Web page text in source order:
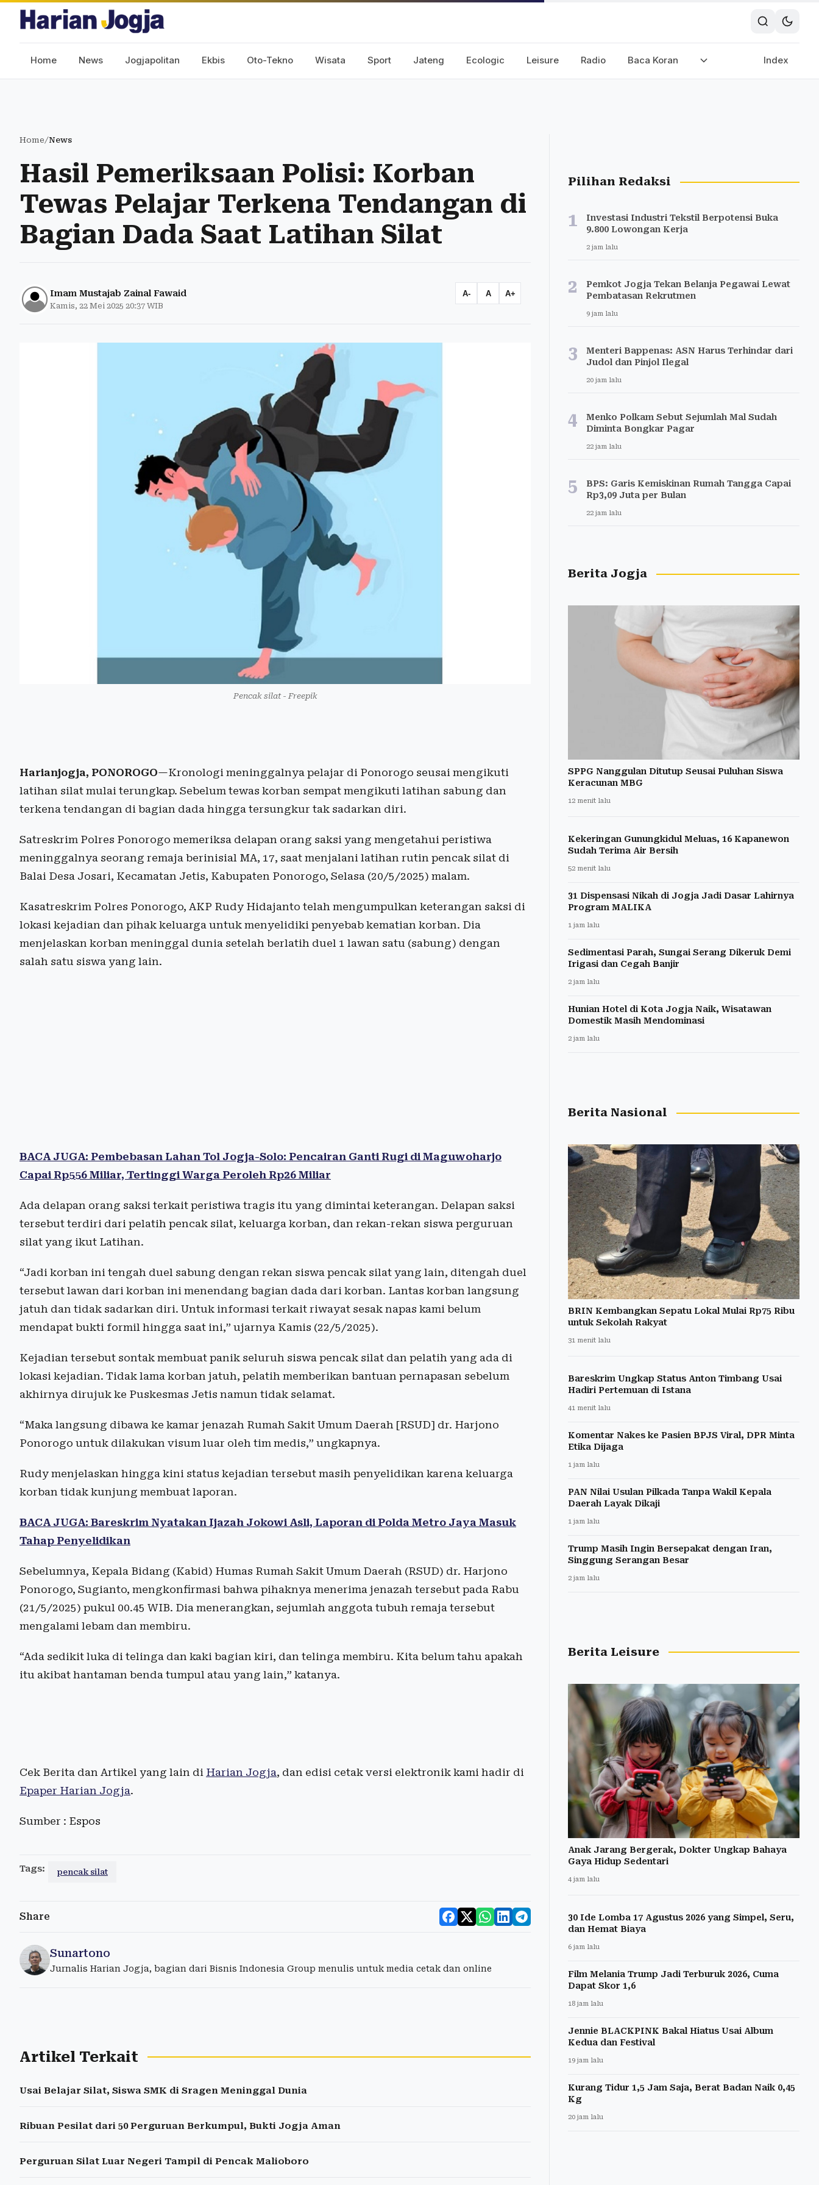
Home News Jogjapolitan Ekbis Oto-Tekno Wisata Sport Jateng Ecologic Leisure Radio Baca Koran Index
Home/News
Hasil Pemeriksaan Polisi: Korban
Tewas Pelajar Terkena Tendangan di
Bagian Dada Saat Latihan Silat
Imam Mustajab Zainal Fawaid
Kamis, 22 Mei 2025 20:37 WIB
A- A A+
Pencak silat - Freepik
Harianjogja, PONOROGO—Kronologi meninggalnya pelajar di Ponorogo seusai mengikuti
latihan silat mulai terungkap. Sebelum tewas korban sempat mengikuti latihan sabung dan
terkena tendangan di bagian dada hingga tersungkur tak sadarkan diri.
Satreskrim Polres Ponorogo memeriksa delapan orang saksi yang mengetahui peristiwa
meninggalnya seorang remaja berinisial MA, 17, saat menjalani latihan rutin pencak silat di
Balai Desa Josari, Kecamatan Jetis, Kabupaten Ponorogo, Selasa (20/5/2025) malam.
Kasatreskrim Polres Ponorogo, AKP Rudy Hidajanto telah mengumpulkan keterangan saksi di
lokasi kejadian dan pihak keluarga untuk menyelidiki penyebab kematian korban. Dia
menjelaskan korban meninggal dunia setelah berlatih duel 1 lawan satu (sabung) dengan
salah satu siswa yang lain.
BACA JUGA: Pembebasan Lahan Tol Jogja-Solo: Pencairan Ganti Rugi di Maguwoharjo
Capai Rp556 Miliar, Tertinggi Warga Peroleh Rp26 Miliar
Ada delapan orang saksi terkait peristiwa tragis itu yang dimintai keterangan. Delapan saksi
tersebut terdiri dari pelatih pencak silat, keluarga korban, dan rekan-rekan siswa perguruan
silat yang ikut Latihan.
“Jadi korban ini tengah duel sabung dengan rekan siswa pencak silat yang lain, ditengah duel
tersebut lawan dari korban ini menendang bagian dada dari korban. Lantas korban langsung
jatuh dan tidak sadarkan diri. Untuk informasi terkait riwayat sesak napas kami belum
mendapat bukti formil hingga saat ini,” ujarnya Kamis (22/5/2025).
Kejadian tersebut sontak membuat panik seluruh siswa pencak silat dan pelatih yang ada di
lokasi kejadian. Tidak lama korban jatuh, pelatih memberikan bantuan pernapasan sebelum
akhirnya dirujuk ke Puskesmas Jetis namun tidak selamat.
“Maka langsung dibawa ke kamar jenazah Rumah Sakit Umum Daerah [RSUD] dr. Harjono
Ponorogo untuk dilakukan visum luar oleh tim medis,” ungkapnya.
Rudy menjelaskan hingga kini status kejadian tersebut masih penyelidikan karena keluarga
korban tidak kunjung membuat laporan.
BACA JUGA: Bareskrim Nyatakan Ijazah Jokowi Asli, Laporan di Polda Metro Jaya Masuk
Tahap Penyelidikan
Sebelumnya, Kepala Bidang (Kabid) Humas Rumah Sakit Umum Daerah (RSUD) dr. Harjono
Ponorogo, Sugianto, mengkonfirmasi bahwa pihaknya menerima jenazah tersebut pada Rabu
(21/5/2025) pukul 00.45 WIB. Dia menerangkan, sejumlah anggota tubuh remaja tersebut
mengalami lebam dan membiru.
“Ada sedikit luka di telinga dan kaki bagian kiri, dan telinga membiru. Kita belum tahu apakah
itu akibat hantaman benda tumpul atau yang lain,” katanya.
Cek Berita dan Artikel yang lain di Harian Jogja, dan edisi cetak versi elektronik kami hadir di
Epaper Harian Jogja.
Sumber : Espos
Tags: pencak silat
Share
Sunartono
Jurnalis Harian Jogja, bagian dari Bisnis Indonesia Group menulis untuk media cetak dan online
Artikel Terkait
Usai Belajar Silat, Siswa SMK di Sragen Meninggal Dunia
Ribuan Pesilat dari 50 Perguruan Berkumpul, Bukti Jogja Aman
Perguruan Silat Luar Negeri Tampil di Pencak Malioboro
Pilihan Redaksi
1
Investasi Industri Tekstil Berpotensi Buka
9.800 Lowongan Kerja
2 jam lalu
2
Pemkot Jogja Tekan Belanja Pegawai Lewat
Pembatasan Rekrutmen
9 jam lalu
3
Menteri Bappenas: ASN Harus Terhindar dari
Judol dan Pinjol Ilegal
20 jam lalu
4
Menko Polkam Sebut Sejumlah Mal Sudah
Diminta Bongkar Pagar
22 jam lalu
5
BPS: Garis Kemiskinan Rumah Tangga Capai
Rp3,09 Juta per Bulan
22 jam lalu
Berita Jogja
SPPG Nanggulan Ditutup Seusai Puluhan Siswa
Keracunan MBG
12 menit lalu
Kekeringan Gunungkidul Meluas, 16 Kapanewon
Sudah Terima Air Bersih
52 menit lalu
31 Dispensasi Nikah di Jogja Jadi Dasar Lahirnya
Program MALIKA
1 jam lalu
Sedimentasi Parah, Sungai Serang Dikeruk Demi
Irigasi dan Cegah Banjir
2 jam lalu
Hunian Hotel di Kota Jogja Naik, Wisatawan
Domestik Masih Mendominasi
2 jam lalu
Berita Nasional
BRIN Kembangkan Sepatu Lokal Mulai Rp75 Ribu
untuk Sekolah Rakyat
31 menit lalu
Bareskrim Ungkap Status Anton Timbang Usai
Hadiri Pertemuan di Istana
41 menit lalu
Komentar Nakes ke Pasien BPJS Viral, DPR Minta
Etika Dijaga
1 jam lalu
PAN Nilai Usulan Pilkada Tanpa Wakil Kepala
Daerah Layak Dikaji
1 jam lalu
Trump Masih Ingin Bersepakat dengan Iran,
Singgung Serangan Besar
2 jam lalu
Berita Leisure
Anak Jarang Bergerak, Dokter Ungkap Bahaya
Gaya Hidup Sedentari
4 jam lalu
30 Ide Lomba 17 Agustus 2026 yang Simpel, Seru,
dan Hemat Biaya
6 jam lalu
Film Melania Trump Jadi Terburuk 2026, Cuma
Dapat Skor 1,6
18 jam lalu
Jennie BLACKPINK Bakal Hiatus Usai Album
Kedua dan Festival
19 jam lalu
Kurang Tidur 1,5 Jam Saja, Berat Badan Naik 0,45
Kg
20 jam lalu